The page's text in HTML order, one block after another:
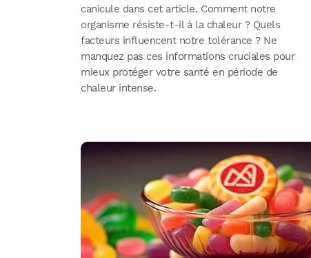
canicule dans cet article. Comment notre
organisme résiste-t-il à la chaleur ? Quels
facteurs influencent notre tolérance ? Ne
manquez pas ces informations cruciales pour
mieux protéger votre santé en période de
chaleur intense.